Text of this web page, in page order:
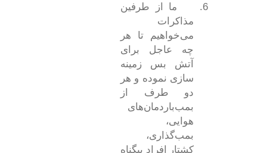
6.
ما از طرفین
مذاکرات
می‌خواهیم تا هر
چه عاجل برای
آتش بس زمینه
سازی نموده و هر
دو طرف از
بمب‌باردمان‌های
هوایی،
بمب‌گذاری،
کشتار افراد بیگناه